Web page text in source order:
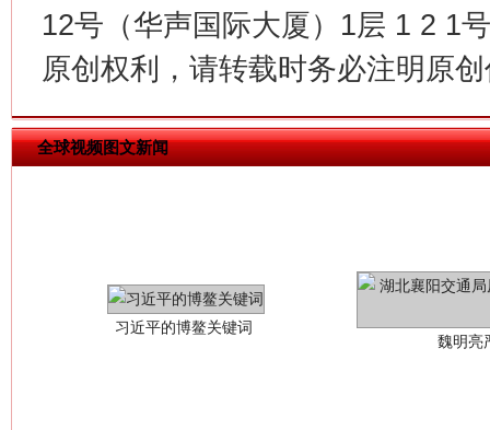
12号（华声国际大厦）1层 1 2 1
原创权利，请转载时务必注明原
全球视频图文新闻